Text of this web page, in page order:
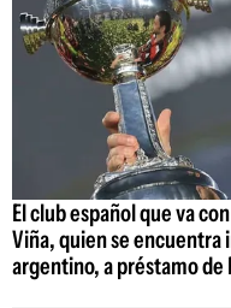
El club español que va
Viña, quien se encuentra
argentino, a préstamo de